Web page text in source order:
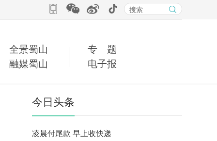
全景蜀山
专 题
融媒蜀山 电子报
今日头条
凌晨付尾款 早上收快递